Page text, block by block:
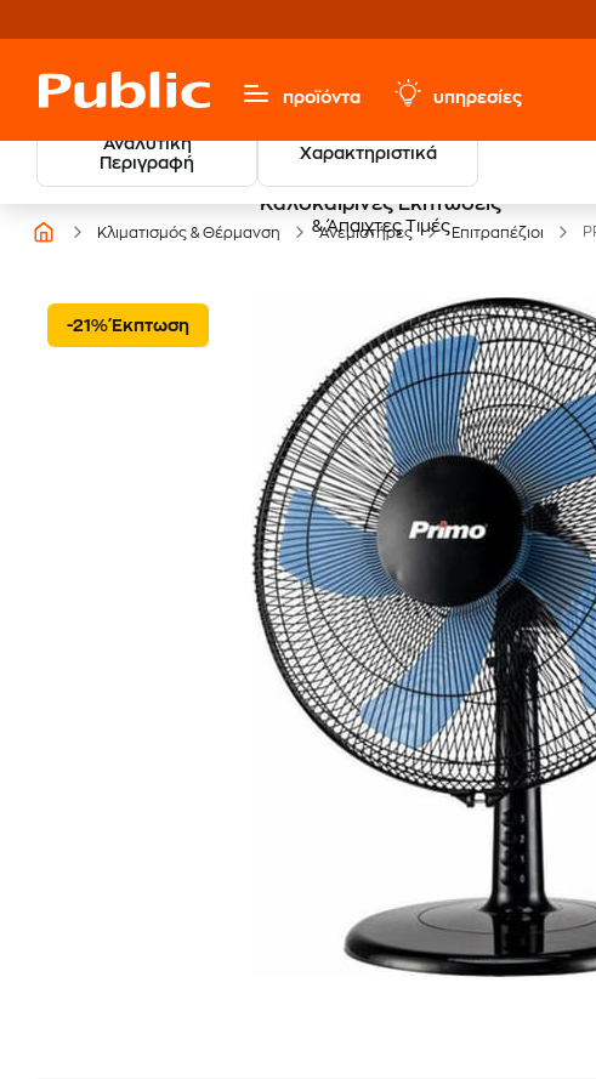
προϊόντα υπηρεσίες
Αναλυτική
Περιγραφή
Χαρακτηριστικά
Καλοκαιρινές Εκπτώσεις
& Άπαιχτες Τιμές
Κλιματισμός & Θέρμανση Ανεμιστήρες Επιτραπέζιοι
-21% Έκπτωση